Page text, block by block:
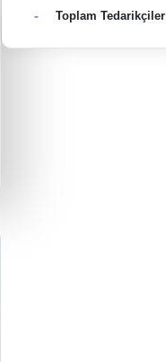
- Toplam Tedarikçiler